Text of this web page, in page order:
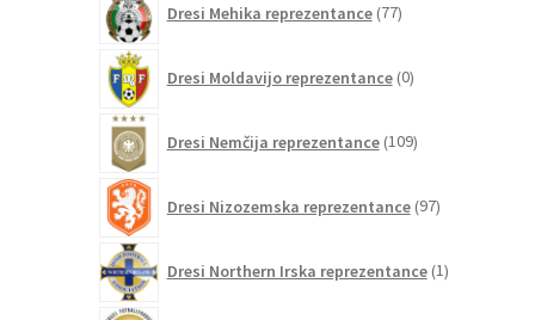
Dresi Mehika reprezentance 77izdelkov
Dresi Moldavijo reprezentance 0izdelkov
Dresi Nemčija reprezentance 109izdelkov
Dresi Nizozemska reprezentance 97izdelkov
Dresi Northern Irska reprezentance 1izdelek